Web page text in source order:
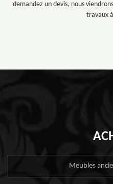
demandez un devis, nous
travaux
Meubles